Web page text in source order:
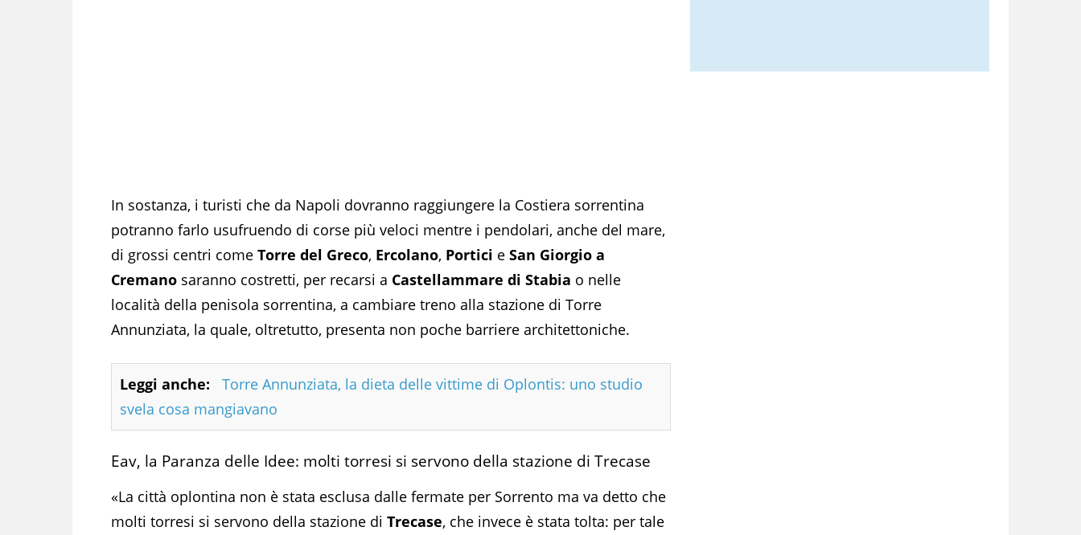
In sostanza, i turisti che da Napoli dovranno raggiungere la Costiera sorrentina
potranno farlo usufruendo di corse più veloci mentre i pendolari, anche del mare,
di grossi centri come Torre del Greco, Ercolano, Portici e San Giorgio a
Cremano saranno costretti, per recarsi a Castellammare di Stabia o nelle
località della penisola sorrentina, a cambiare treno alla stazione di Torre
Annunziata, la quale, oltretutto, presenta non poche barriere architettoniche.
Leggi anche:
Torre Annunziata, la dieta delle vittime di Oplontis: uno studio
svela cosa mangiavano
Eav, la Paranza delle Idee: molti torresi si servono della stazione di Trecase
«La città oplontina non è stata esclusa dalle fermate per Sorrento ma va detto che
molti torresi si servono della stazione di Trecase, che invece è stata tolta: per tale